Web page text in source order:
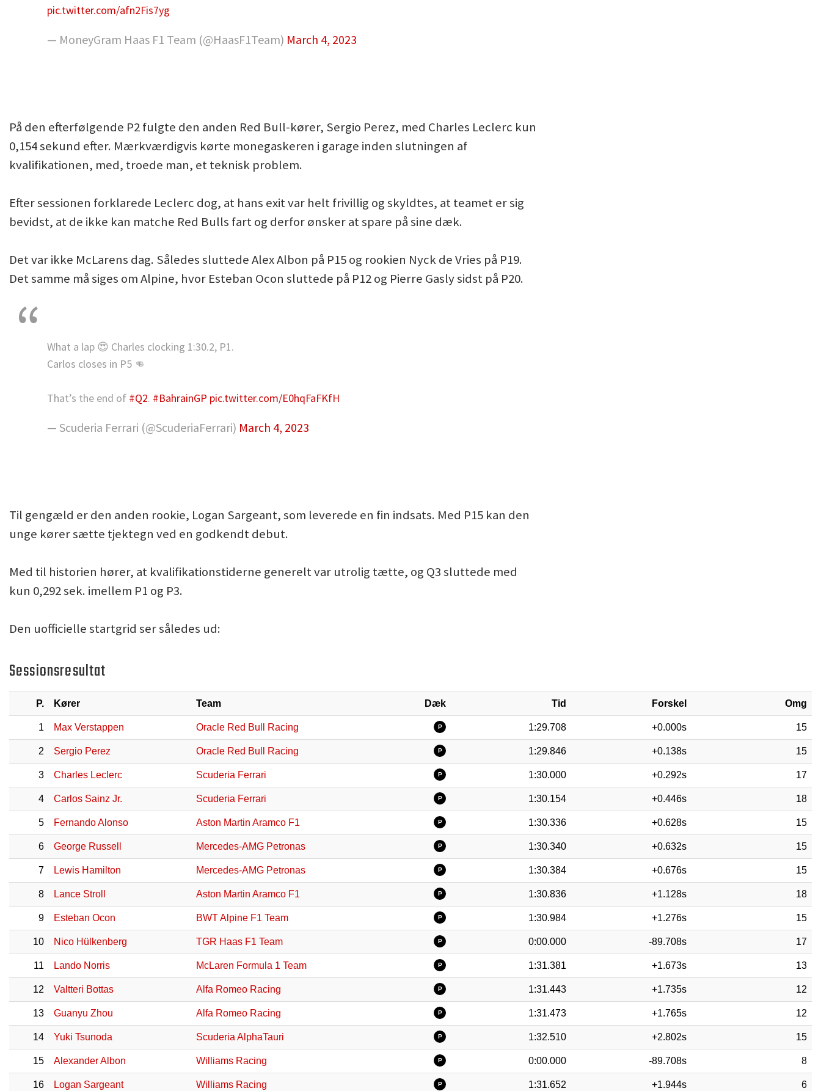
pic.twitter.com/afn2Fis7yg
— MoneyGram Haas F1 Team (@HaasF1Team) March 4, 2023
På den efterfølgende P2 fulgte den anden Red Bull-kører, Sergio Perez, med Charles Leclerc kun
0,154 sekund efter. Mærkværdigvis kørte monegaskeren i garage inden slutningen af
kvalifikationen, med, troede man, et teknisk problem.
Efter sessionen forklarede Leclerc dog, at hans exit var helt frivillig og skyldtes, at teamet er sig
bevidst, at de ikke kan matche Red Bulls fart og derfor ønsker at spare på sine dæk.
Det var ikke McLarens dag. Således sluttede Alex Albon på P15 og rookien Nyck de Vries på P19.
Det samme må siges om Alpine, hvor Esteban Ocon sluttede på P12 og Pierre Gasly sidst på P20.
What a lap 😍 Charles clocking 1:30.2, P1.
Carlos closes in P5 👊
That’s the end of #Q2. #BahrainGP pic.twitter.com/E0hqFaFKfH
— Scuderia Ferrari (@ScuderiaFerrari) March 4, 2023
Til gengæld er den anden rookie, Logan Sargeant, som leverede en fin indsats. Med P15 kan den
unge kører sætte tjektegn ved en godkendt debut.
Med til historien hører, at kvalifikationstiderne generelt var utrolig tætte, og Q3 sluttede med
kun 0,292 sek. imellem P1 og P3.
Den uofficielle startgrid ser således ud:
Sessionsresultat
P. Kører Team Dæk Tid Forskel Omg
1 Max Verstappen Oracle Red Bull Racing P 1:29.708 +0.000s 15
2 Sergio Perez Oracle Red Bull Racing P 1:29.846 +0.138s 15
3 Charles Leclerc Scuderia Ferrari P 1:30.000 +0.292s 17
4 Carlos Sainz Jr. Scuderia Ferrari P 1:30.154 +0.446s 18
5 Fernando Alonso Aston Martin Aramco F1 P 1:30.336 +0.628s 15
6 George Russell Mercedes-AMG Petronas P 1:30.340 +0.632s 15
7 Lewis Hamilton Mercedes-AMG Petronas P 1:30.384 +0.676s 15
8 Lance Stroll Aston Martin Aramco F1 P 1:30.836 +1.128s 18
9 Esteban Ocon BWT Alpine F1 Team P 1:30.984 +1.276s 15
10 Nico Hülkenberg TGR Haas F1 Team P 0:00.000 -89.708s 17
11 Lando Norris McLaren Formula 1 Team P 1:31.381 +1.673s 13
12 Valtteri Bottas Alfa Romeo Racing P 1:31.443 +1.735s 12
13 Guanyu Zhou Alfa Romeo Racing P 1:31.473 +1.765s 12
14 Yuki Tsunoda Scuderia AlphaTauri P 1:32.510 +2.802s 15
15 Alexander Albon Williams Racing P 0:00.000 -89.708s 8
16 Logan Sargeant Williams Racing P 1:31.652 +1.944s 6